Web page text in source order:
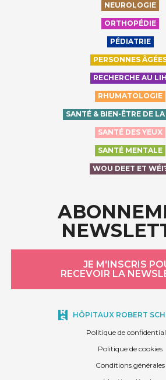
NEUROLOGIE
ORTHOPÉDIE
PÉDIATRIE
PERSONNES
RECHERCHE AU LIH
RHUMATOLOGIE
SANTÉ & BIEN-ÊTRE DE
SANTÉ DES YEUX
SANTÉ MENTALE
WOU DEET ET
JE M'INSCRIS
RECEVOIR LA
HÔPITAUX ROBERT
Politique de
Politique de cookies
Conditions générales